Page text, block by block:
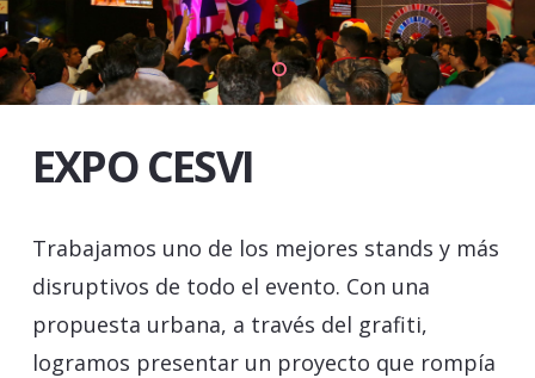
EXPO CESVI
Trabajamos uno de los mejores stands y más
disruptivos de todo el evento. Con una
propuesta urbana, a través del grafiti,
logramos presentar un proyecto que rompía